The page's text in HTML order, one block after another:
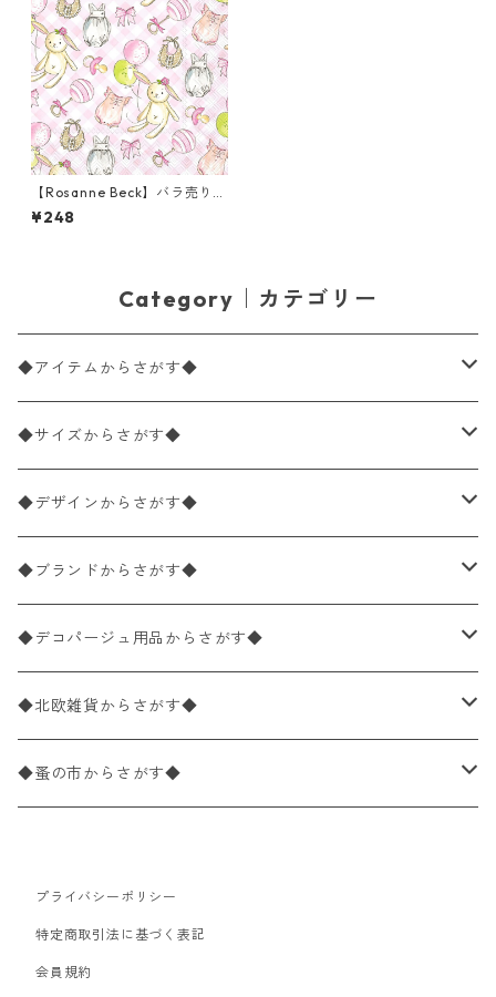
【Rosanne Beck】バラ売り2
枚 カクテルサイズ ペーパーナ
プキン Girl Baby ピンク
¥248
Category｜カテゴリー
◆アイテムからさがす◆
ペーパーナプキン2枚バラ売り
ペーパーナプキン1枚バラ売り
ペーパーナプキン20枚入りパック
ペーパーナプキン10枚入りパック
ライスペーパー
ペーパーリネンナプキン
ワックスペーパー
デコパージュ用品
◆サイズからさがす◆
33×33cm（ランチサイズ）
バラ売り
パック売り
25×25cm（カクテルサイズ）
バラ売り
パック売り
40×40cm（ディナーサイズ）
バラ売り
パック売り
21×21cm（ポケットサイズ）
バラ売り
33cm（ラウンド）
◆デザインからさがす◆
花柄
植物・グリーン柄
動物・鳥・昆虫・蝶柄
海・魚柄
食べ物・フルーツ・野菜・ドリンク柄
食器・カトラリー柄
◆ブランドからさがす◆
ドイツ製 IHR/イア
ランチサイズ
カクテルサイズ
ドイツ製 Ambiente/アンビエンテ
ランチサイズ
ドイツ製 Paperproducts Design
カクテルサイズ
ランチサイズ
カクテルサイズ
ドイツ製 ti-flair/ティーフレア
ランチサイズ
ドイツ製 PAW/パウ
◆デコパージュ用品からさがす◆
デコパージュ液
デコパージュ下地
デコパージュはさみ
3Dデコパージュ
◆北欧雑貨からさがす◆
シリコンモールド
トレイ
ポスター・カレンダー
◆蚤の市からさがす◆
北欧雑貨
デコパージュ用品
プライバシーポリシー
特定商取引法に基づく表記
会員規約